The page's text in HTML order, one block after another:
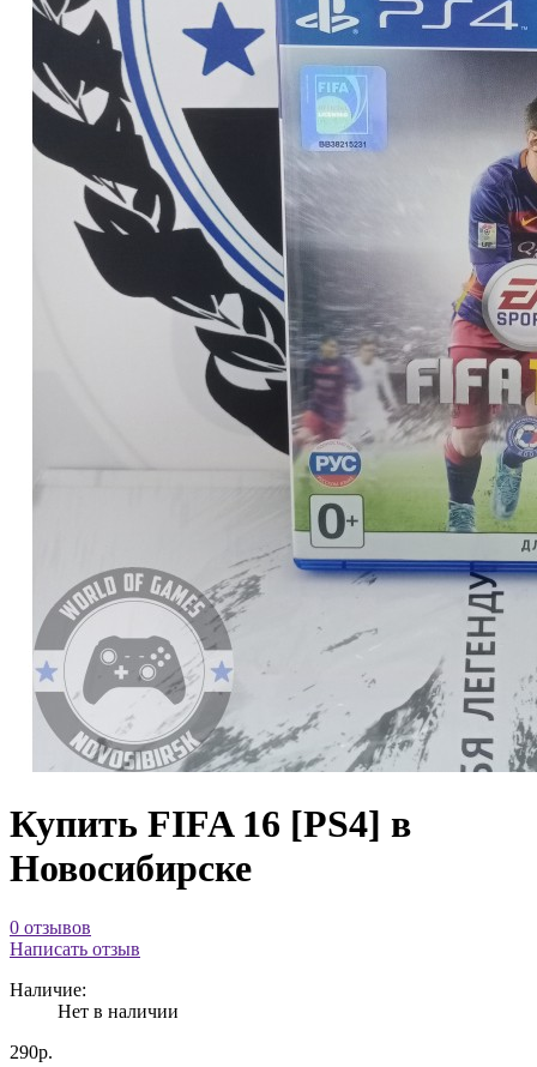
Купить FIFA 16 [PS4] в
Новосибирске
0 отзывов
Написать отзыв
Наличие:
Нет в наличии
290р.